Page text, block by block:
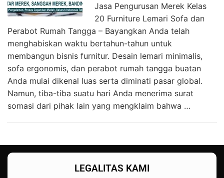
Jasa Pengurusan Merek Kelas
20 Furniture Lemari Sofa dan
Perabot Rumah Tangga – Bayangkan Anda telah
menghabiskan waktu bertahun-tahun untuk
membangun bisnis furnitur. Desain lemari minimalis,
sofa ergonomis, dan perabot rumah tangga buatan
Anda mulai dikenal luas serta diminati pasar global.
Namun, tiba-tiba suatu hari Anda menerima surat
somasi dari pihak lain yang mengklaim bahwa …
LEGALITAS KAMI